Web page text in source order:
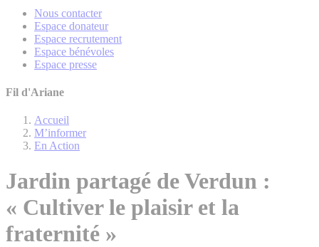
Nous contacter
Espace donateur
Espace recrutement
Espace bénévoles
Espace presse
Fil d'Ariane
Accueil
M’informer
En Action
Jardin partagé de Verdun :
« Cultiver le plaisir et la
fraternité »